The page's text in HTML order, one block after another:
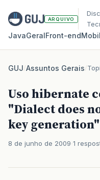
ARQUIVO
JavaGeralFront‑end
GUJ/Assuntos Gerais/
Uso hibernate
"Dialect does
key generation"
8 de junho de 2009 1